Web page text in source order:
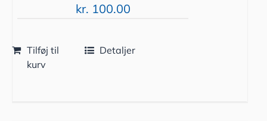
kr. 100.00
Tilføj til
kurv
Detaljer